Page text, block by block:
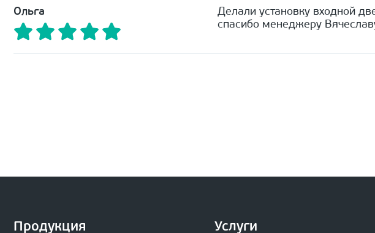
Ольга
Делали установку входной
спасибо менеджеру
Продукция Услуги